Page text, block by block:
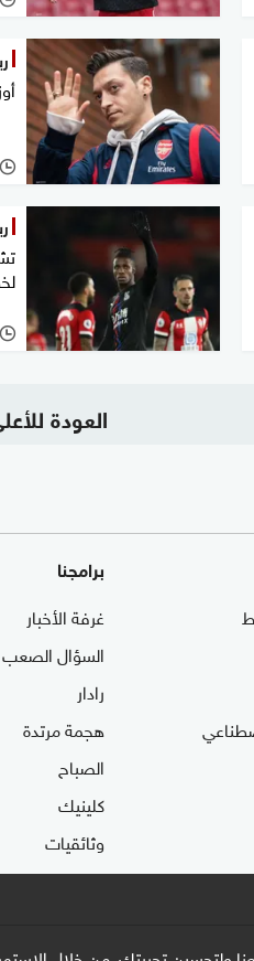
l
l
العودة
برامجنا
غرفة الأخبار
السؤال الصعب
رادار
هجمة مرتدة
الصباح
كلينيك
وثائقيات